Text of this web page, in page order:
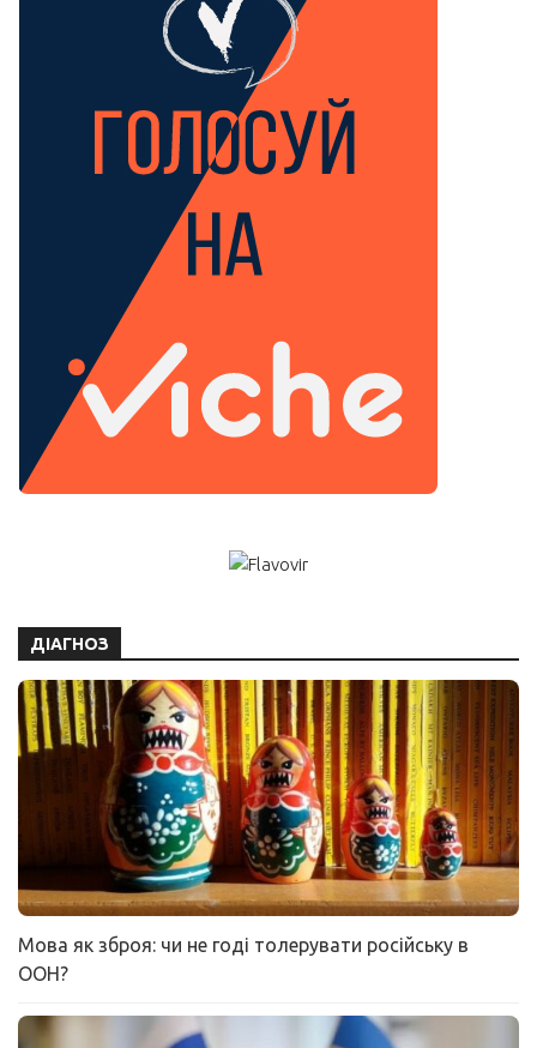
ДІАГНОЗ
Мова як зброя: чи не годі толерувати російську в
ООН?